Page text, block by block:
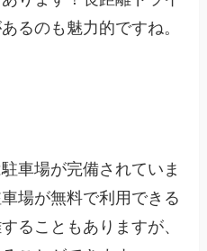
るのも魅力的ですね。
車場が完備されていま
場が無料で利用できる
ることもありますが、